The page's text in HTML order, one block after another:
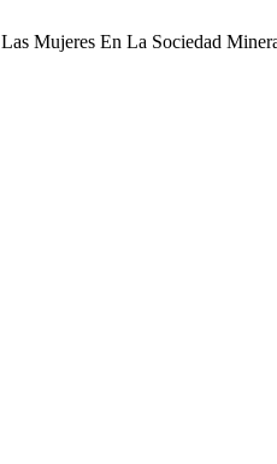
Mujeres En La Sociedad